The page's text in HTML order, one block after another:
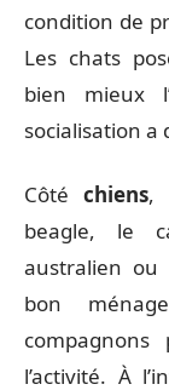
condition de
Les chats
bien mieux
socialisation a
Côtéchiens,
beagle, le
australien
bon
l’activité. À